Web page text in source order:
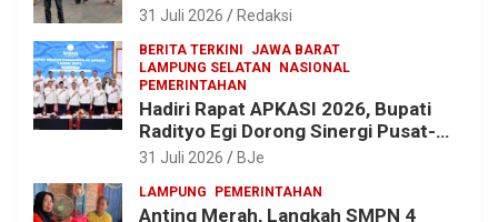
Lampung, Soroti Proyek Jalan
31 Juli 2026 Redaksi
BERITA TERKINI
JAWA BARAT
LAMPUNG SELATAN
NASIONAL
PEMERINTAHAN
Hadiri Rapat APKASI 2026, Bupati
Radityo Egi Dorong Sinergi Pusat-
Daerah untuk Percepat
31 Juli 2026 BJe
LAMPUNG PEMERINTAHAN
Anting Merah, Langkah SMPN 4